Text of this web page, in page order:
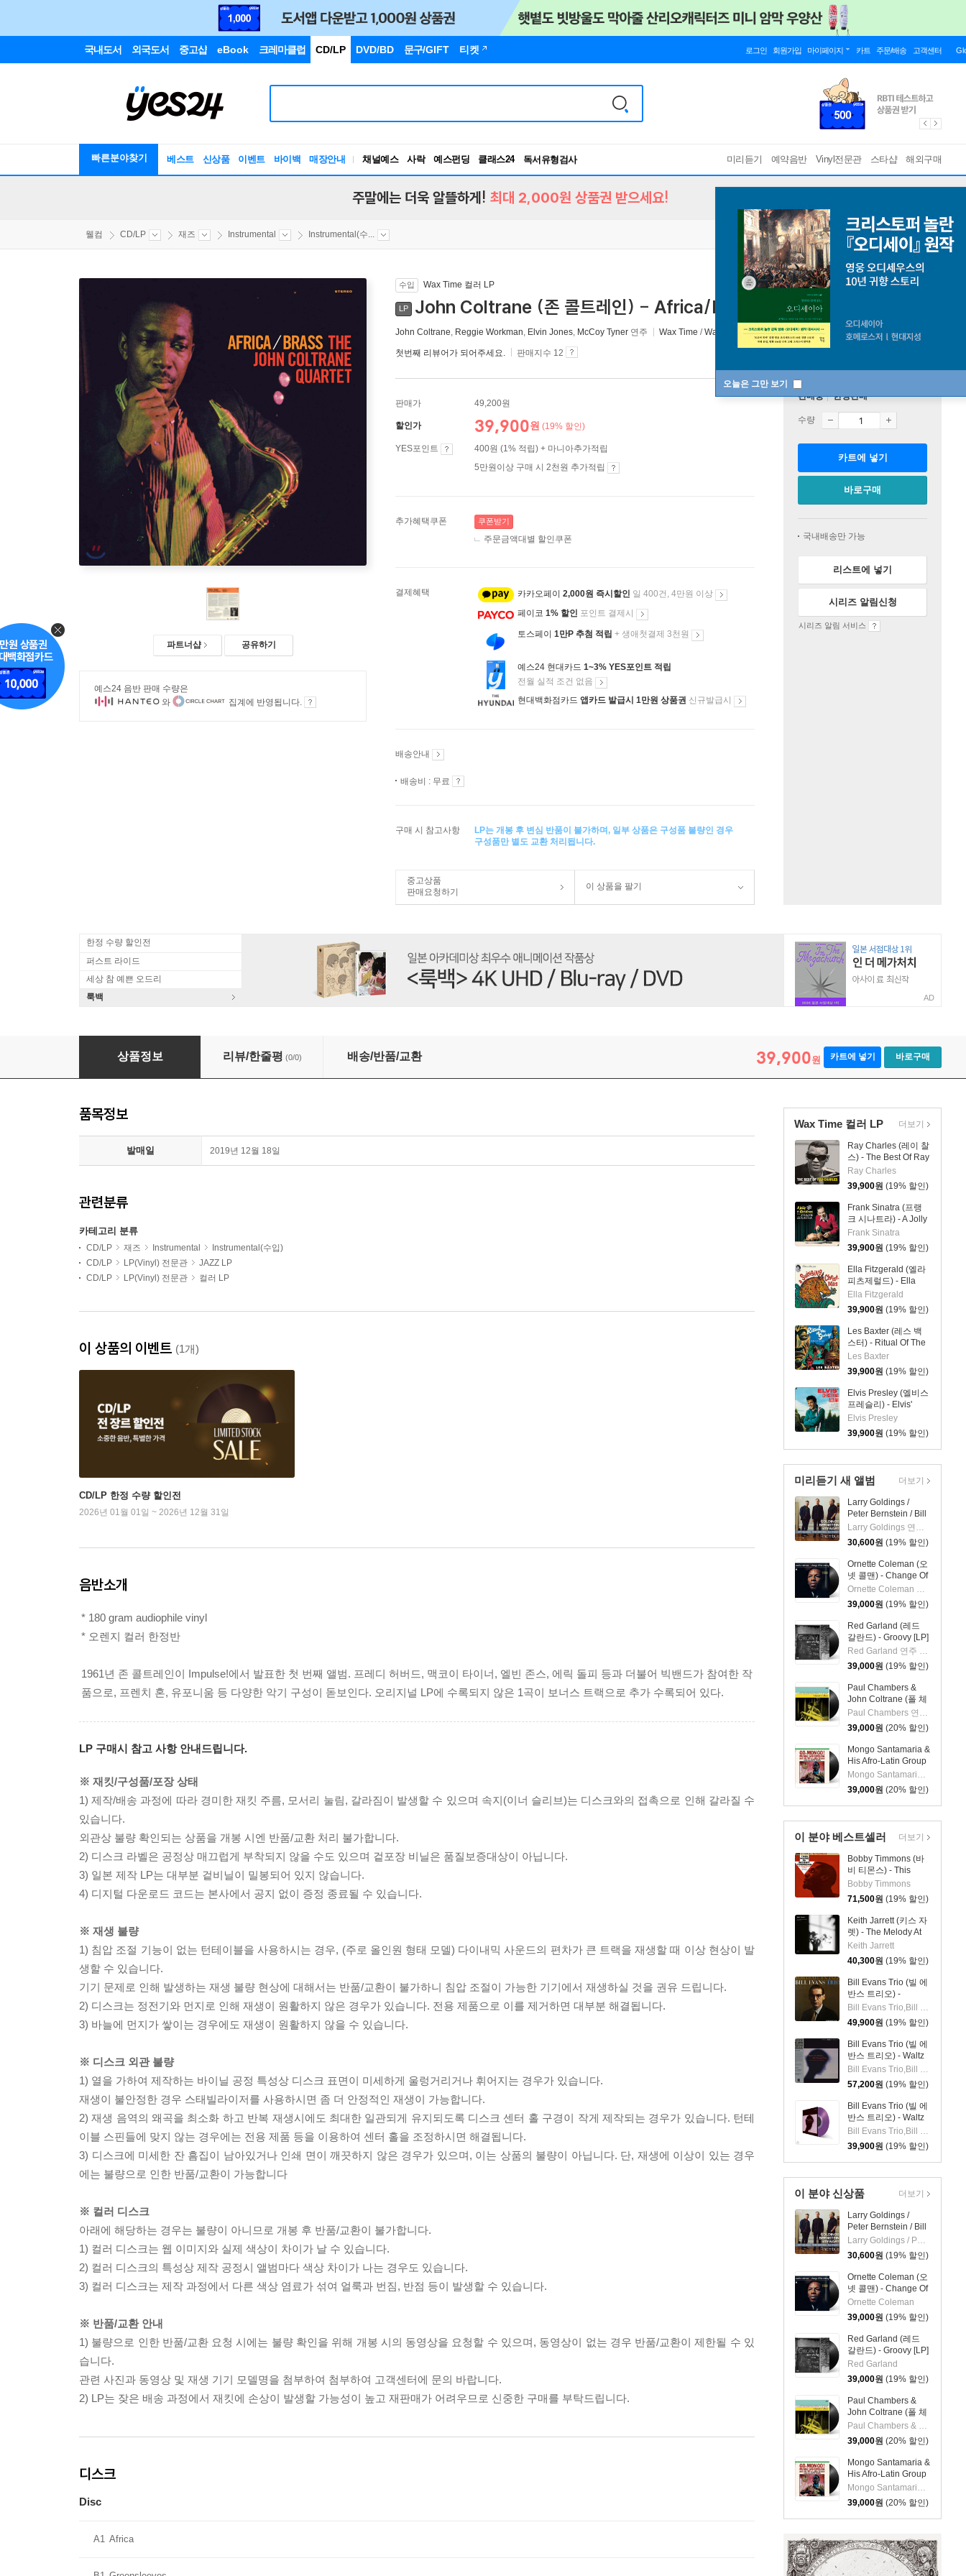
국내도서 외국도서 중고샵 eBook 크레마클럽 CD/LP DVD/BD 문구/GIFT 티켓 로그인 회원가입 마이페이지 카트 주문/배송 고객센터
빠른분야찾기 베스트 신상품 이벤트 바이백 매장안내 채널예스 사락 예스펀딩 클래스24
독서유형검사
RBTI Lab
미리듣기 예약음반 Vinyl전문관 스타샵 해외구매
오늘은 그만 보기
주말에는 더욱 알뜰하게! 최대 2,000원 상품권 받으세요!
웰컴 CD/LP 재즈 Instrumental Instrumental(수...
파트너샵 공유하기
예스24 음반 판매 수량은
와
집계에 반영됩니다.
수입 Wax Time 컬러 LP
LP John Coltrane (존 콜트레인) - Africa/Brass [오렌지 컬러 LP]
John Coltrane, Reggie Workman, Elvin Jones, McCoy Tyner 연주 Wax Time /Wax Time In Color 2019년 12월 18일
첫번째 리뷰어가 되어주세요. 판매지수 12
판매가 49,200원
할인가 39,900원 (19% 할인)
YES포인트
400원 (1% 적립) + 마니아추가적립
5만원이상 구매 시 2천원 추가적립
추가혜택쿠폰 쿠폰받기
주문금액대별 할인쿠폰
결제혜택 카카오페이 2,000원 즉시할인 일 400건, 4만원 이상
페이코 1% 할인 포인트 결제시
토스페이 1만P 추첨 적립 + 생애첫결제 3천원
예스24 현대카드 1~3% YES포인트 적립
전월 실적 조건 없음
현대백화점카드 앱카드 발급시 1만원 상품권 신규발급시
배송안내
배송비 : 무료
구매 시 참고사항
LP는 개봉 후 변심 반품이 불가하며, 일부 상품은 구성품 불량인 경우
구성품만 별도 교환 처리됩니다.
중고상품
판매요청하기
이 상품을 팔기
판매중 한정판매
수량
카트에 넣기
바로구매
국내배송만 가능
리스트에 넣기
시리즈 알림신청
시리즈 알림 서비스
한정 수량 할인전
퍼스트 라이드
세상 참 예쁜 오드리
룩백
AD
John Coltrane (존 콜트레인) - Africa/Brass [오렌지 컬러 LP]
상품정보 리뷰/한줄평 (0/0) 배송/반품/교환 39,900원 카트에 넣기 바로구매
Wax Time 컬러 LP
Ray Charles (레이 찰
스) - The Best Of Ray
Charles [옐로우 컬러
LP]
Ray Charles
39,900원 (19% 할인)
Frank Sinatra (프랭
크 시나트라) - A Jolly
Christmas From
Frank Sinatra [화이트
컬러 LP]
Frank Sinatra
39,900원 (19% 할인)
Ella Fitzgerald (엘라
피츠제럴드) - Ella
Wishes You A
Swinging Christmas
[화이트 컬러 LP]
Ella Fitzgerald
39,900원 (19% 할인)
Les Baxter (레스 백
스터) - Ritual Of The
Savage [옐로우 컬러
LP]
Les Baxter
39,900원 (19% 할인)
Elvis Presley (엘비스
프레슬리) - Elvis'
Christmas Album [화
이트 컬러 LP]
Elvis Presley
39,900원 (19% 할인)
더보기
미리듣기 새 앨범
Larry Goldings /
Peter Bernstein / Bill
Stewart (래리 골딩스
/ 피터 번스타인 / 빌
스튜어트) - Rhombus
Larry Goldings 연주 외 2명
30,600원 (19% 할인)
Ornette Coleman (오
넷 콜맨) - Change Of
The Century [LP] Ornette Coleman 연주
39,000원 (19% 할인)
Red Garland (레드
갈란드) - Groovy [LP]
Red Garland 연주 외 2명
39,000원 (19% 할인)
Paul Chambers &
John Coltrane (폴 체
임버스 & 존 콜트레
인) - A Jazz
Delegation From the
East: Chamber's
Music [LP]
Paul Chambers 연주 외 1명
39,000원 (20% 할인)
Mongo Santamaria &
His Afro-Latin Group
(몽고 산타마리아 &
히스 아프로 라틴 그
룹) - Go Mongo!
(Feat. Chick Corea)
[LP]
Mongo Santamaria 연주
39,000원 (20% 할인)
더보기
이 분야 베스트셀러
Bobby Timmons (바
비 티몬스) - This
Here Is Bobby
Timmons [LP]
Bobby Timmons
71,500원 (19% 할인)
Keith Jarrett (키스 자
렛) - The Melody At
Night, With You [LP]
Keith Jarrett
40,300원 (19% 할인)
Bill Evans Trio (빌 에
반스 트리오) -
Portrait In Jazz [LP] Bill Evans Trio,Bill Evans,Paul Motian,Scott LaFaro,Orrin Keepnews
49,900원 (19% 할인)
Bill Evans Trio (빌 에
반스 트리오) - Waltz
For Debby [LP]
Bill Evans Trio,Bill Evans,Paul Motian,Scott LaFaro
57,200원 (19% 할인)
Bill Evans Trio (빌 에
반스 트리오) - Waltz
For Debby [투명 퍼플
컬러 LP]
Bill Evans Trio,Bill Evans,Paul Motian,Scott LaFaro
39,900원 (19% 할인)
더보기
이 분야 신상품
Larry Goldings /
Peter Bernstein / Bill
Stewart (래리 골딩스
/ 피터 번스타인 / 빌
스튜어트) - Rhombus
Larry Goldings / Peter Bernstein / Bill Stewart
30,600원 (19% 할인)
Ornette Coleman (오
넷 콜맨) - Change Of
The Century [LP]
Ornette Coleman
39,000원 (19% 할인)
Red Garland (레드
갈란드) - Groovy [LP]
Red Garland
39,000원 (19% 할인)
Paul Chambers &
John Coltrane (폴 체
임버스 & 존 콜트레
인) - A Jazz
Delegation From the
East: Chamber's
Music [LP]
Paul Chambers & John Coltrane
39,000원 (20% 할인)
Mongo Santamaria &
His Afro-Latin Group
(몽고 산타마리아 &
히스 아프로 라틴 그
룹) - Go Mongo!
(Feat. Chick Corea)
Mongo Santamaria & His Afro-Latin Group
39,000원 (20% 할인)
더보기
품목정보
발매일 2019년 12월 18일
관련분류
카테고리 분류
CD/LP 재즈 Instrumental
Instrumental(수입)
CD/LP
LP(Vinyl) 전문관
JAZZ LP
CD/LP
LP(Vinyl) 전문관 컬러 LP
이 상품의 이벤트 (1개)
CD/LP 한정 수량 할인전
2026년 01월 01일 ~ 2026년 12월 31일
음반소개
* 180 gram audiophile vinyl
* 오렌지 컬러 한정반
1961년 존 콜트레인이 Impulse!에서 발표한 첫 번째 앨범. 프레디 허버드, 맥코이 타이너, 엘빈 존스, 에릭 돌피 등과 더불어 빅밴드가 참여한 작
품으로, 프렌치 혼, 유포니움 등 다양한 악기 구성이 돋보인다. 오리지널 LP에 수록되지 않은 1곡이 보너스 트랙으로 추가 수록되어 있다.
LP 구매시 참고 사항 안내드립니다.
※ 재킷/구성품/포장 상태
1) 제작/배송 과정에 따라 경미한 재킷 주름, 모서리 눌림, 갈라짐이 발생할 수 있으며 속지(이너 슬리브)는 디스크와의 접촉으로 인해 갈라질 수
있습니다.
외관상 불량 확인되는 상품을 개봉 시엔 반품/교환 처리 불가합니다.
2) 디스크 라벨은 공정상 매끄럽게 부착되지 않을 수도 있으며 겉포장 비닐은 품질보증대상이 아닙니다.
3) 일본 제작 LP는 대부분 겉비닐이 밀봉되어 있지 않습니다.
4) 디지털 다운로드 코드는 본사에서 공지 없이 증정 종료될 수 있습니다.
※ 재생 불량
1) 침압 조절 기능이 없는 턴테이블을 사용하시는 경우, (주로 올인원 형태 모델) 다이내믹 사운드의 편차가 큰 트랙을 재생할 때 이상 현상이 발
생할 수 있습니다.
기기 문제로 인해 발생하는 재생 불량 현상에 대해서는 반품/교환이 불가하니 침압 조절이 가능한 기기에서 재생하실 것을 권유 드립니다.
2) 디스크는 정전기와 먼지로 인해 재생이 원활하지 않은 경우가 있습니다. 전용 제품으로 이를 제거하면 대부분 해결됩니다.
3) 바늘에 먼지가 쌓이는 경우에도 재생이 원활하지 않을 수 있습니다.
※ 디스크 외관 불량
1) 열을 가하여 제작하는 바이닐 공정 특성상 디스크 표면이 미세하게 울렁거리거나 휘어지는 경우가 있습니다.
재생이 불안정한 경우 스태빌라이저를 사용하시면 좀 더 안정적인 재생이 가능합니다.
2) 재생 음역의 왜곡을 최소화 하고 반복 재생시에도 최대한 일관되게 유지되도록 디스크 센터 홀 구경이 작게 제작되는 경우가 있습니다. 턴테
이블 스핀들에 맞지 않는 경우에는 전용 제품 등을 이용하여 센터 홀을 조정하시면 해결됩니다.
3) 디스크에 미세한 잔 흠집이 남아있거나 인쇄 면이 깨끗하지 않은 경우가 있으며, 이는 상품의 불량이 아닙니다. 단, 재생에 이상이 있는 경우
에는 불량으로 인한 반품/교환이 가능합니다
※ 컬러 디스크
아래에 해당하는 경우는 불량이 아니므로 개봉 후 반품/교환이 불가합니다.
1) 컬러 디스크는 웹 이미지와 실제 색상이 차이가 날 수 있습니다.
2) 컬러 디스크의 특성상 제작 공정시 앨범마다 색상 차이가 나는 경우도 있습니다.
3) 컬러 디스크는 제작 과정에서 다른 색상 염료가 섞여 얼룩과 번짐, 반점 등이 발생할 수 있습니다.
※ 반품/교환 안내
1) 불량으로 인한 반품/교환 요청 시에는 불량 확인을 위해 개봉 시의 동영상을 요청할 수 있으며, 동영상이 없는 경우 반품/교환이 제한될 수 있
습니다.
관련 사진과 동영상 및 재생 기기 모델명을 첨부하여 첨부하여 고객센터에 문의 바랍니다.
2) LP는 잦은 배송 과정에서 재킷에 손상이 발생할 가능성이 높고 재판매가 어려우므로 신중한 구매를 부탁드립니다.
디스크
Disc
A1 Africa